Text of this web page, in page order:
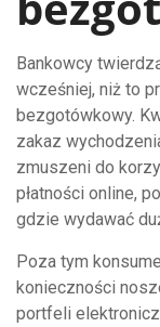
Bankowcy
wcześniej, niż to
bezgotówkowy.
zakaz
zmuszeni do
płatności online,
gdzie wydawać
Poza tym
konieczności
portfeli